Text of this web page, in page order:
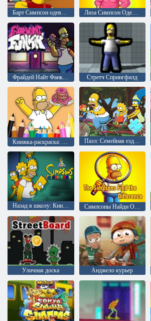
Барт Симпсон одевается Лиза Симпсон Одевалка
Фрайдей Найт Фанкин Маловероятные соперники: Симпсоны против свинки Пеппы Стретч Спрингфилд
Пазл: Семейная езда Симпсонов
Назад в школу: Книжка-раскраска Симпсоны Симпсоны Найди Отличия
Уличная доска Анджело курьер